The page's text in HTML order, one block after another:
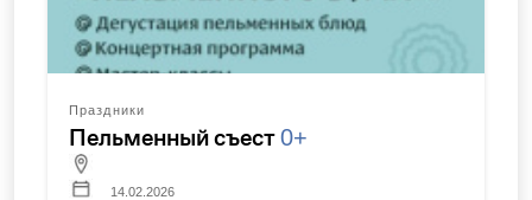
Праздники
Пельменный съест0+
14.02.2026